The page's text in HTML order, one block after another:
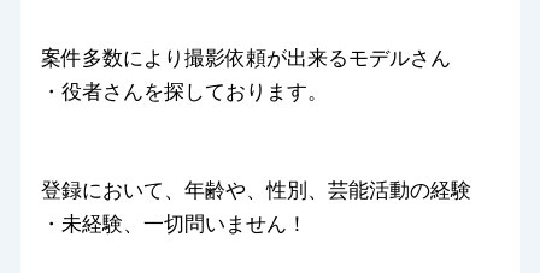
案件多数により撮影依頼が出来るモデルさん
・役者さんを探しております。
登録において、年齢や、性別、芸能活動の経験
・未経験、一切問いません！